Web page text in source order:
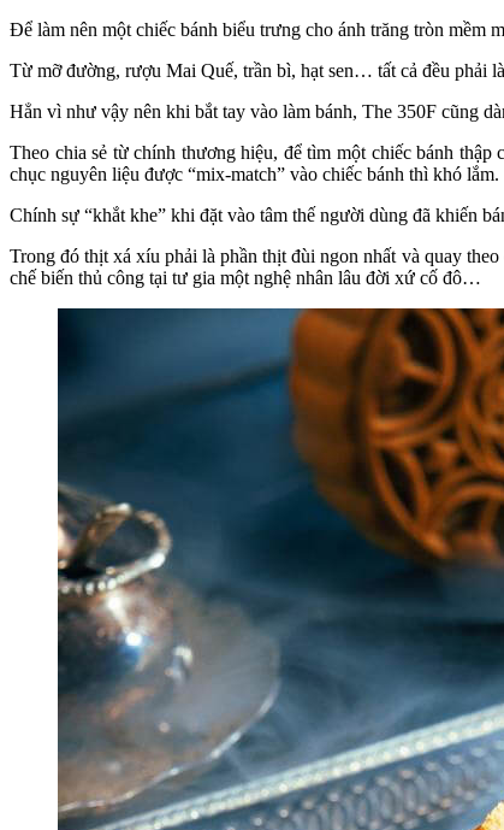
Để làm nên một chiếc bánh biểu trưng cho ánh trăng tròn mềm
Từ mỡ đường, rượu Mai Quế, trần bì, hạt sen… tất cả đều phải
Hẳn vì như vậy nên khi bắt tay vào làm bánh, The 350F cũng
Theo chia sẻ từ chính thương hiệu, để tìm một chiếc bánh
chục nguyên liệu được “mix-match” vào chiếc bánh thì khó lắm.
Chính sự “khắt khe” khi đặt vào tâm thế người dùng đã khiến
Trong đó thịt xá xíu phải là phần thịt đùi ngon nhất và quay
chế biến thủ công tại tư gia một nghệ nhân lâu đời xứ cố đô…